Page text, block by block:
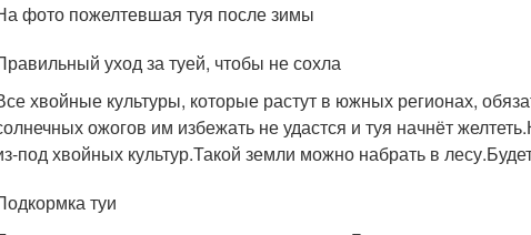
фото пожелтевшая туя после зимы
уход за туей, чтобы не сохла
хвойные культуры, которые растут в южных регионах,
ожогов им избежать не удастся и туя начнёт
под хвойных культур.Такой земли можно набрать в
туи